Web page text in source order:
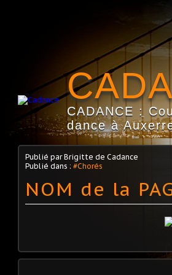
CADANCE :
dance à
Publié par Brigitte de Cadance
Publié dans : #Chorés
NOM de la